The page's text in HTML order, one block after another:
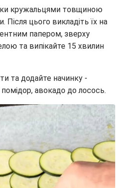
кружальцями товщиною
Після цього викладіть їх на
папером, зверху
та випікайте 15 хвилин
та додайте начинку -
авокадо до лосось.